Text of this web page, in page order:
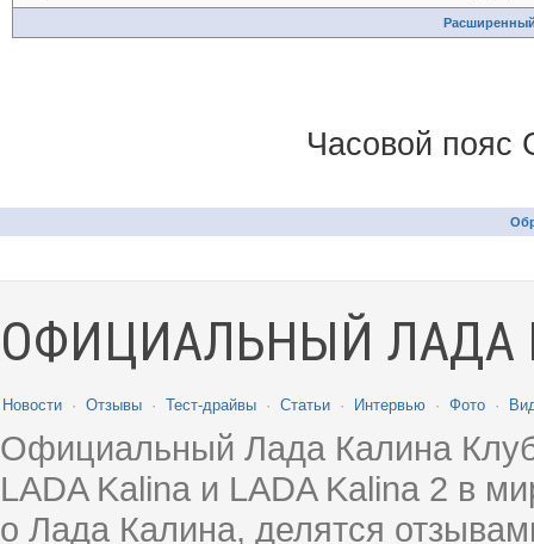
Часовой пояс
ОФИЦИАЛЬНЫЙ ЛАДА
Новости · Отзывы · Тест-драйвы · Статьи · Интервью · Фото ·
Официальный Лада Калина
LADA Kalina и LADA Kalina 2 в
о Лада Калина, делятся